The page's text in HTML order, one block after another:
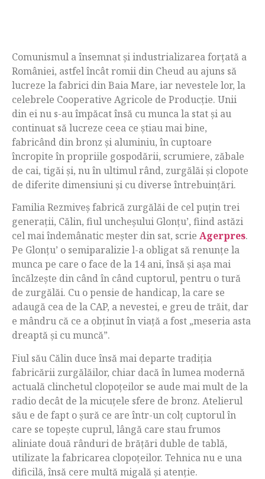
Comunismul a însemnat și industrializarea forțată a
României, astfel încât romii din Cheud au ajuns să
lucreze la fabrici din Baia Mare, iar nevestele lor, la
celebrele Cooperative Agricole de Producție. Unii
din ei nu s-au împăcat însă cu munca la stat și au
continuat să lucreze ceea ce știau mai bine,
fabricând din bronz și aluminiu, în cuptoare
încropite în propriile gospodării, scrumiere, zăbale
de cai, tigăi și, nu în ultimul rând, zurgălăi și clopote
de diferite dimensiuni și cu diverse întrebuințări.
Familia Rezmiveș fabrică zurgălăi de cel puțin trei
generații, Călin, fiul uncheșului Glonțu’, fiind astăzi
cel mai îndemânatic meșter din sat, scrie Agerpres.
Pe Glonțu’ o semiparalizie l-a obligat să renunțe la
munca pe care o face de la 14 ani, însă și așa mai
încălzește din când în când cuptorul, pentru o tură
de zurgălăi. Cu o pensie de handicap, la care se
adaugă cea de la CAP, a nevestei, e greu de trăit, dar
e mândru că ce a obținut în viață a fost „meseria asta
dreaptă și cu muncă”.
Fiul său Călin duce însă mai departe tradiția
fabricării zurgălăilor, chiar dacă în lumea modernă
actuală clinchetul clopoțeilor se aude mai mult de la
radio decât de la micuțele sfere de bronz. Atelierul
său e de fapt o șură ce are într-un colț cuptorul în
care se topește cuprul, lângă care stau frumos
aliniate două rânduri de brățări duble de tablă,
utilizate la fabricarea clopoțeilor. Tehnica nu e una
dificilă, însă cere multă migală și atenție.